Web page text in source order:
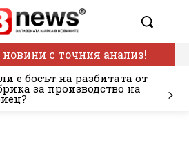
с точния анализ!
е босът на разбитата от
за производство на